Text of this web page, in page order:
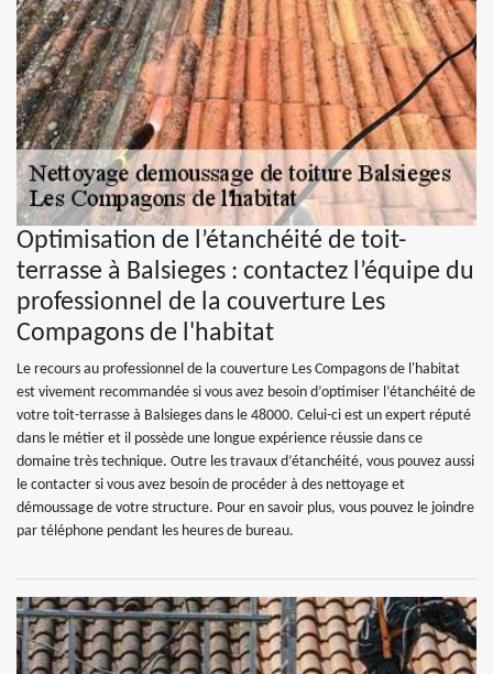
Optimisation de l’étanchéité de toit-
terrasse à Balsieges : contactez l’équipe du
professionnel de la couverture Les
Compagons de l'habitat
Le recours au professionnel de la couverture Les Compagons de l'habitat
est vivement recommandée si vous avez besoin d’optimiser l’étanchéité de
votre toit-terrasse à Balsieges dans le 48000. Celui-ci est un expert réputé
dans le métier et il possède une longue expérience réussie dans ce
domaine très technique. Outre les travaux d’étanchéité, vous pouvez aussi
le contacter si vous avez besoin de procéder à des nettoyage et
démoussage de votre structure. Pour en savoir plus, vous pouvez le joindre
par téléphone pendant les heures de bureau.